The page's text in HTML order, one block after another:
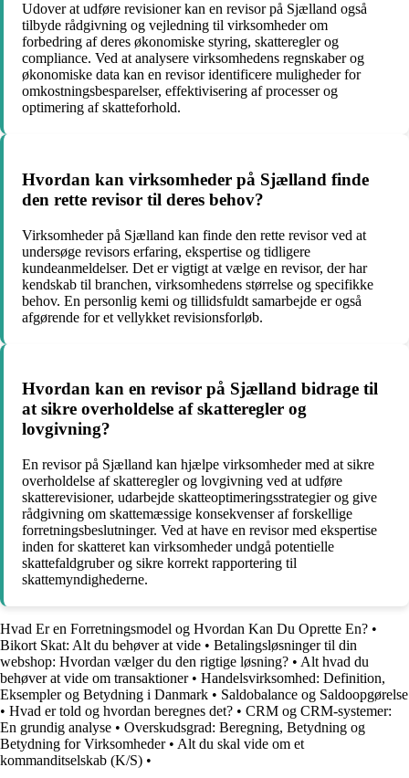
Udover at udføre revisioner kan en revisor på Sjælland også
tilbyde rådgivning og vejledning til virksomheder om
forbedring af deres økonomiske styring, skatteregler og
compliance. Ved at analysere virksomhedens regnskaber og
økonomiske data kan en revisor identificere muligheder for
omkostningsbesparelser, effektivisering af processer og
optimering af skatteforhold.
Hvordan kan virksomheder på Sjælland finde
den rette revisor til deres behov?
Virksomheder på Sjælland kan finde den rette revisor ved at
undersøge revisors erfaring, ekspertise og tidligere
kundeanmeldelser. Det er vigtigt at vælge en revisor, der har
kendskab til branchen, virksomhedens størrelse og specifikke
behov. En personlig kemi og tillidsfuldt samarbejde er også
afgørende for et vellykket revisionsforløb.
Hvordan kan en revisor på Sjælland bidrage til
at sikre overholdelse af skatteregler og
lovgivning?
En revisor på Sjælland kan hjælpe virksomheder med at sikre
overholdelse af skatteregler og lovgivning ved at udføre
skatterevisioner, udarbejde skatteoptimeringsstrategier og give
rådgivning om skattemæssige konsekvenser af forskellige
forretningsbeslutninger. Ved at have en revisor med ekspertise
inden for skatteret kan virksomheder undgå potentielle
skattefaldgruber og sikre korrekt rapportering til
skattemyndighederne.
Hvad Er en Forretningsmodel og Hvordan Kan Du Oprette En? •
Bikort Skat: Alt du behøver at vide • Betalingsløsninger til din
webshop: Hvordan vælger du den rigtige løsning? • Alt hvad du
behøver at vide om transaktioner• Handelsvirksomhed: Definition,
Eksempler og Betydning i Danmark • Saldobalance og Saldoopgørelse
• Hvad er told og hvordan beregnes det? • CRM og CRM-systemer:
En grundig analyse • Overskudsgrad: Beregning, Betydning og
Betydning for Virksomheder• Alt du skal vide om et
kommanditselskab (K/S) •